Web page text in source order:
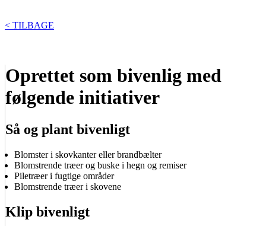
< TILBAGE
Oprettet som bivenlig med
følgende initiativer
Så og plant bivenligt
Blomster i skovkanter eller brandbælter
Blomstrende træer og buske i hegn og remiser
Piletræer i fugtige områder
Blomstrende træer i skovene
Klip bivenligt